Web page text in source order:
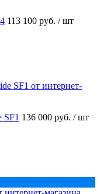
113 100 руб. / шт
SF1 136 000 руб. / шт